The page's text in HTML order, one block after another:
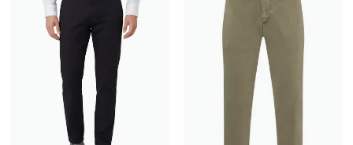
Toevoegen aan favorieten